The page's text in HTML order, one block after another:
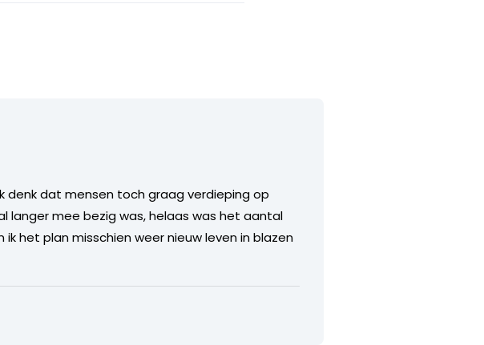
denk dat mensen toch graag verdieping op
langer mee bezig was, helaas was het aantal
het plan misschien weer nieuw leven in blazen